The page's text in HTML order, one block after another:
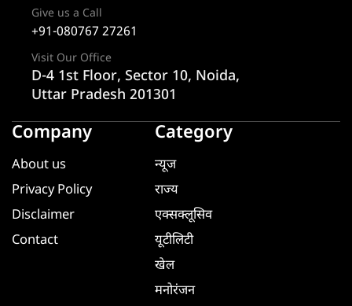
Give us a Call
+91-080767 27261
Visit Our Office
D-4 1st Floor, Sector 10, Noida,
Uttar Pradesh 201301
Company
About us
Privacy Policy
Disclaimer
Contact
Category
न्यूज
राज्य
एक्सक्लूसिव
यूटीलिटी
खेल
मनोरंजन